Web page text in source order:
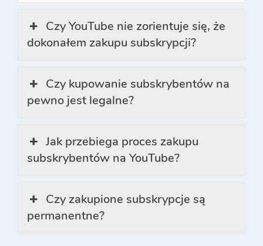
Czy YouTube nie zorientuje się, że
dokonałem zakupu subskrypcji?
Czy kupowanie subskrybentów na
pewno jest legalne?
Jak przebiega proces zakupu
subskrybentów na YouTube?
Czy zakupione subskrypcje są
permanentne?